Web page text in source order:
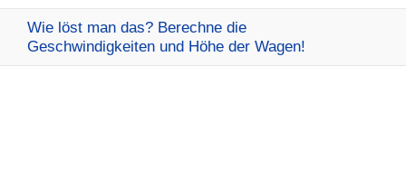
Wie löst man das? Berechne die
Geschwindigkeiten und Höhe der Wagen!